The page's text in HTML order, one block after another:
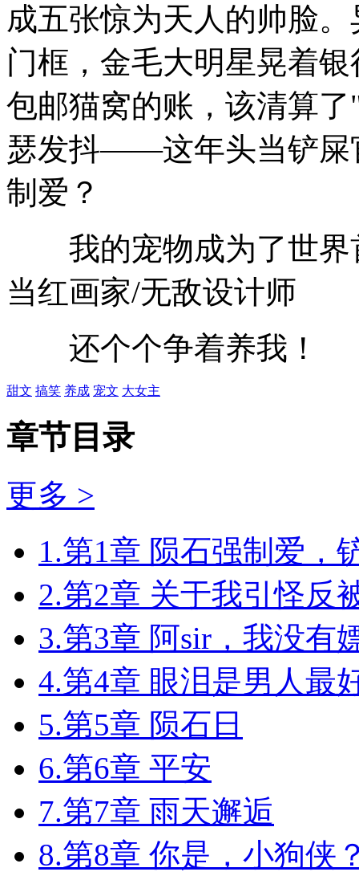
成五张惊为天人的帅脸
门框，金毛大明星晃着
包邮猫窝的账，该清算
瑟发抖——这年头当铲屎
制爱？
我的宠物成为了世界
当红画家/无敌设计师
还个个争着养我！
甜文 搞笑 养成 宠文 大女主
章节目录
更多 >
1.第1章 陨石强制爱，
2.第2章 关于我引怪反
3.第3章 阿sir，我没有
4.第4章 眼泪是男人最
5.第5章 陨石日
6.第6章 平安
7.第7章 雨天邂逅
8.第8章 你是，小狗侠